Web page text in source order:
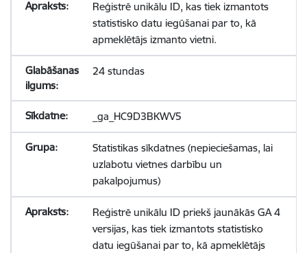
Reģistrē unikālu ID, kas tiek izmantots
statistisko datu iegūšanai par to, kā
apmeklētājs izmanto vietni.
24 stundas
_ga_HC9D3BKWV5
Statistikas sīkdatnes (nepieciešamas, lai
uzlabotu vietnes darbību un
pakalpojumus)
Reģistrē unikālu ID priekš jaunākās GA 4
versijas, kas tiek izmantots statistisko
datu iegūšanai par to, kā apmeklētājs